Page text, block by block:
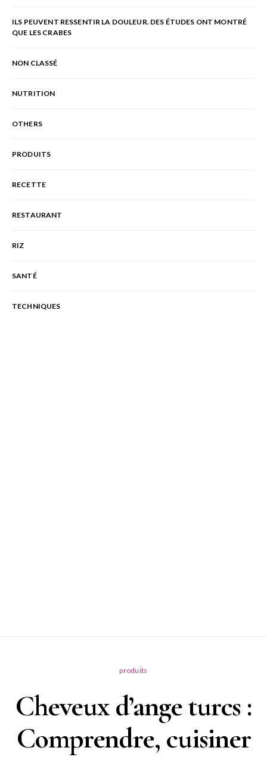
ILS PEUVENT RESSENTIR LA DOULEUR. DES ÉTUDES ONT MONTRÉ
QUE LES CRABES
NON CLASSÉ
NUTRITION
OTHERS
PRODUITS
RECETTE
RESTAURANT
RIZ
SANTÉ
TECHNIQUES
produits
Cheveux d’ange turcs :
Comprendre, cuisiner